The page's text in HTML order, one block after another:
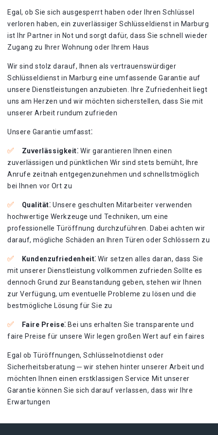
Egal, ob Sie sich ausgesperrt haben oder Ihren Schlüssel
verloren haben, ein zuverlässiger Schlüsseldienst in Marburg
ist Ihr Partner in Not und sorgt dafür, dass Sie schnell wieder
Zugang zu Ihrer Wohnung oder Ihrem Haus
Wir sind stolz darauf, Ihnen als vertrauenswürdiger
Schlüsseldienst in Marburg eine umfassende Garantie auf
unsere Dienstleistungen anzubieten. Ihre Zufriedenheit liegt
uns am Herzen und wir möchten sicherstellen, dass Sie mit
unserer Arbeit rundum zufrieden
Unsere Garantie umfasst⁚
Zuverlässigkeit⁚ Wir garantieren Ihnen einen
zuverlässigen und pünktlichen Wir sind stets bemüht, Ihre
Anrufe zeitnah entgegenzunehmen und schnellstmöglich
bei Ihnen vor Ort zu
Qualität⁚ Unsere geschulten Mitarbeiter verwenden
hochwertige Werkzeuge und Techniken, um eine
professionelle Türöffnung durchzuführen. Dabei achten wir
darauf, mögliche Schäden an Ihren Türen oder Schlössern zu
Kundenzufriedenheit⁚ Wir setzen alles daran, dass Sie
mit unserer Dienstleistung vollkommen zufrieden Sollte es
dennoch Grund zur Beanstandung geben, stehen wir Ihnen
zur Verfügung, um eventuelle Probleme zu lösen und die
bestmögliche Lösung für Sie zu
Faire Preise⁚ Bei uns erhalten Sie transparente und
faire Preise für unsere Wir legen großen Wert auf ein faires
Egal ob Türöffnungen, Schlüsselnotdienst oder
Sicherheitsberatung ─ wir stehen hinter unserer Arbeit und
möchten Ihnen einen erstklassigen Service Mit unserer
Garantie können Sie sich darauf verlassen, dass wir Ihre
Erwartungen